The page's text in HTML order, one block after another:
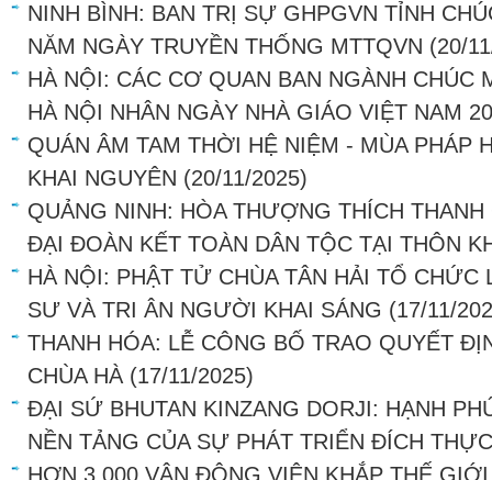
NINH BÌNH: BAN TRỊ SỰ GHPGVN TỈNH
NĂM NGÀY TRUYỀN THỐNG MTTQVN (20/
HÀ NỘI: CÁC CƠ QUAN BAN NGÀNH CHÚC
HÀ NỘI NHÂN NGÀY NHÀ GIÁO VIỆT NAM
QUÁN ÂM TAM THỜI HỆ NIỆM - MÙA PHÁP
KHAI NGUYÊN (20/11/2025)
QUẢNG NINH: HÒA THƯỢNG THÍCH
ĐẠI ĐOÀN KẾT TOÀN DÂN TỘC TẠI THÔN
HÀ NỘI: PHẬT TỬ CHÙA TÂN HẢI TỔ
SƯ VÀ TRI ÂN NGƯỜI KHAI SÁNG (17/11/
THANH HÓA: LỄ CÔNG BỐ TRAO QUYẾT
CHÙA HÀ (17/11/2025)
ĐẠI SỨ BHUTAN KINZANG DORJI: HẠNH
NỀN TẢNG CỦA SỰ PHÁT TRIỂN ĐÍCH THỰC
HƠN 3.000 VẬN ĐỘNG VIÊN KHẮP THẾ